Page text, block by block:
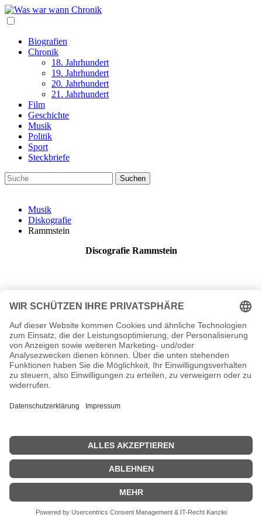
Biografien
Chronik
18. Jahrhundert
19. Jahrhundert
20. Jahrhundert
21. Jahrhundert
Film
Geschichte
Musik
Politik
Sport
Steckbriefe
Musik
Diskografie
Rammstein
Discografie Rammstein
Impressum | Kurbio deutsch | Kurzbiografie |